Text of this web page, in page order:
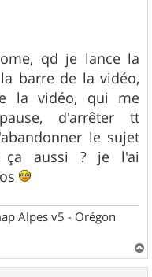
qd je lance la
barre de la vidéo,
la vidéo, qui me
d'arrêter tt
le sujet
ça aussi ? je l'ai
Alpes v5 - Orégon
a